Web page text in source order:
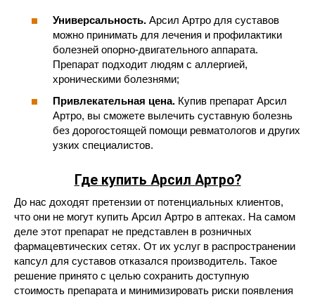
Универсальность. Арсил Артро для суставов
можно принимать для лечения и профилактики
болезней опорно-двигательного аппарата.
Препарат подходит людям с аллергией,
хроническими болезнями;
Привлекательная цена. Купив препарат Арсил
Артро, вы сможете вылечить суставную болезнь
без дорогостоящей помощи ревматологов и других
узких специалистов.
Где купить Арсил Артро?
До нас доходят претензии от потенциальных клиентов,
что они не могут купить Арсил Артро в аптеках. На самом
деле этот препарат не представлен в розничных
фармацевтических сетях. От их услуг в распространении
капсул для суставов отказался производитель. Такое
решение принято с целью сохранить доступную
стоимость препарата и минимизировать риски появления